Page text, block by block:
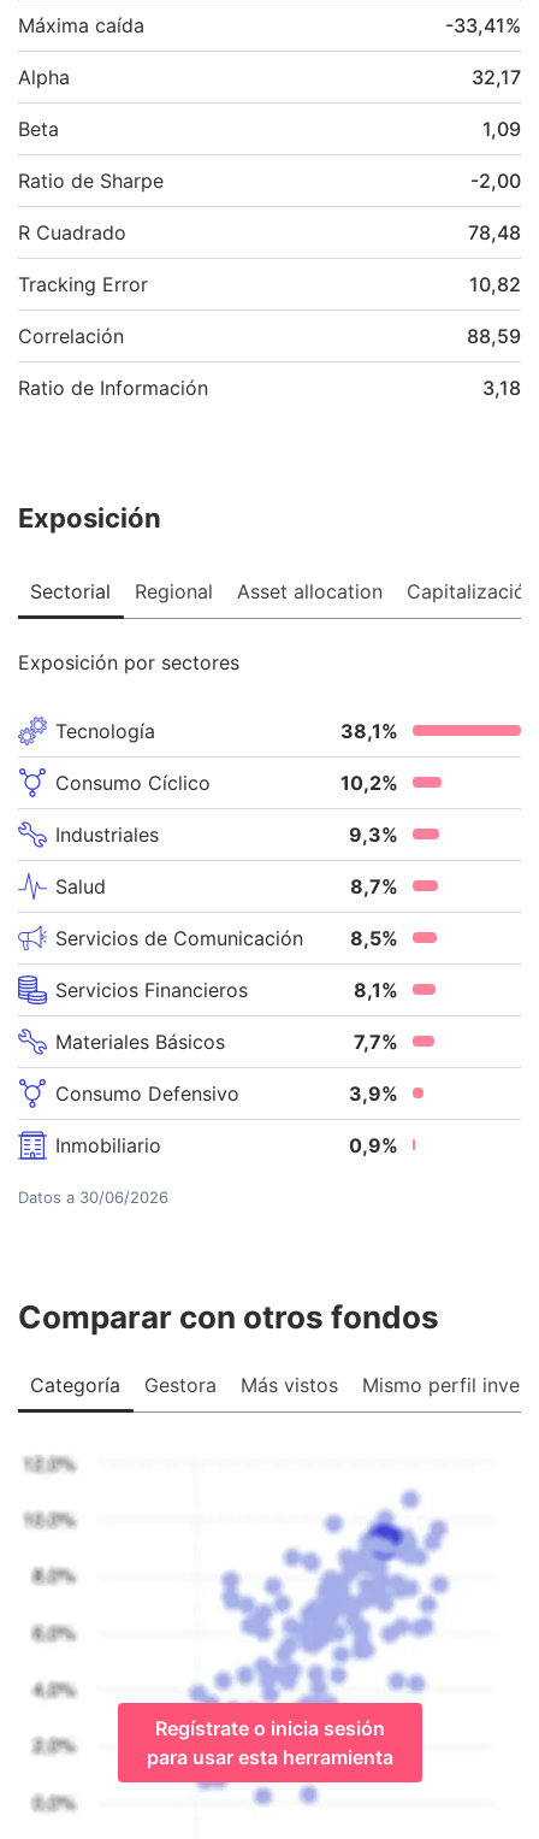
Máxima caída -33,41%
Alpha 32,17
Beta 1,09
Ratio de Sharpe -2,00
R Cuadrado 78,48
Tracking Error 10,82
Correlación 88,59
Ratio de Información 3,18
Exposición
Sectorial Regional Asset allocation Capitalización
Exposición por sectores
Tecnología 38,1%
Consumo Cíclico 10,2%
Industriales 9,3%
Salud 8,7%
Servicios de Comunicación 8,5%
Servicios Financieros 8,1%
Materiales Básicos 7,7%
Consumo Defensivo 3,9%
Inmobiliario 0,9%
Datos a 30/06/2026
Comparar con otros fondos
Categoría Gestora Más vistos Mismo perfil
Regístrate o inicia sesión
para usar esta herramienta